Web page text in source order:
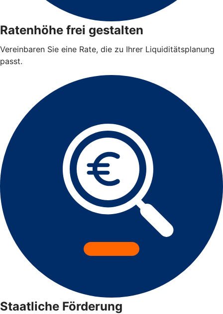
Ratenhöhe frei gestalten
Vereinbaren Sie eine Rate, die zu Ihrer Liquiditätsplanung
passt.
Staatliche Förderung